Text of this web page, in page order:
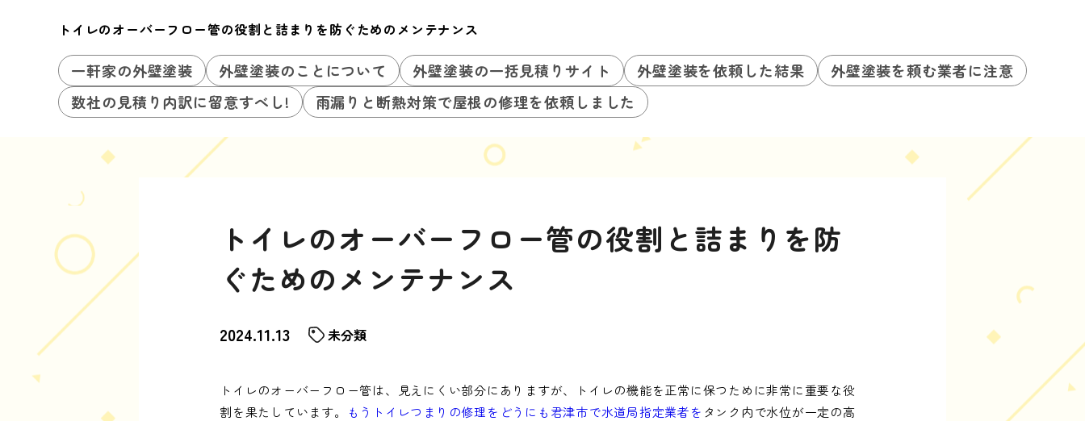
トイレのオーバーフロー管の役割と詰まりを防ぐためのメンテナンス
一軒家の外壁塗装 外壁塗装のことについて 外壁塗装の一括見積りサイト 外壁塗装を依頼した結果
外壁塗装を頼む業者に注意
数社の見積り内訳に留意すべし!
雨漏りと断熱対策で屋根の修理を依頼しました
トイレのオーバーフロー管の役割と詰まりを防
ぐためのメンテナンス
2024.11.13 未分類
トイレのオーバーフロー管は、見えにくい部分にありますが、トイレの機能を正常に保つために非常に重要な役
割を果たしています。
もうトイレつまりの修理をどうにも君津市で水道局指定業者を タンク内で水位が一定の高